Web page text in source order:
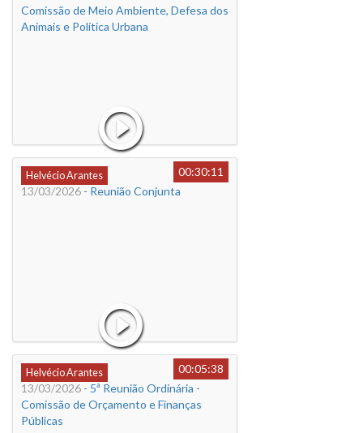
Comissão de Meio Ambiente, Defesa dos
Animais e Política Urbana
Helvécio Arantes
00:30:11
13/03/2026 - Reunião Conjunta
Helvécio Arantes
00:05:38
13/03/2026 - 5ª Reunião Ordinária -
Comissão de Orçamento e Finanças
Públicas